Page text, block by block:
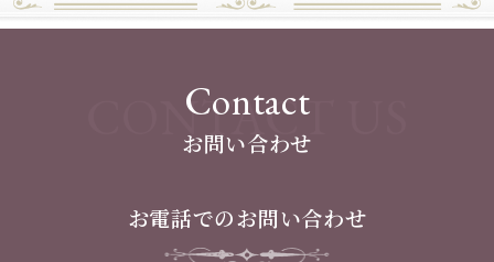
Contact
お問い合わせ
CONTACT US
お電話でのお問い合わせ